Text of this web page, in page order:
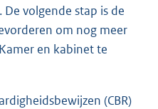
volgende stap is de
om nog meer
en kabinet te
(CBR)